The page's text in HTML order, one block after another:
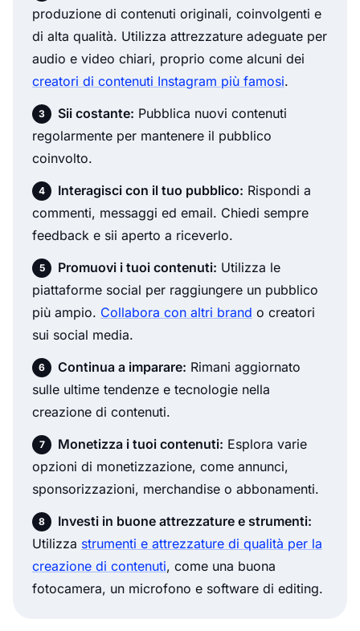
produzione di contenuti originali, coinvolgenti e
di alta qualità. Utilizza attrezzature adeguate per
audio e video chiari, proprio come alcuni dei
creatori di contenuti Instagram più famosi.
Sii costante: Pubblica nuovi contenuti
regolarmente per mantenere il pubblico
coinvolto.
Interagisci con il tuo pubblico: Rispondi a
commenti, messaggi ed email. Chiedi sempre
feedback e sii aperto a riceverlo.
Promuovi i tuoi contenuti: Utilizza le
piattaforme social per raggiungere un pubblico
più ampio. Collabora con altri brand o creatori
sui social media.
Continua a imparare: Rimani aggiornato
sulle ultime tendenze e tecnologie nella
creazione di contenuti.
Monetizza i tuoi contenuti: Esplora varie
opzioni di monetizzazione, come annunci,
sponsorizzazioni, merchandise o abbonamenti.
Investi in buone attrezzature e strumenti:
Utilizza strumenti e attrezzature di qualità per la
creazione di contenuti, come una buona
fotocamera, un microfono e software di editing.